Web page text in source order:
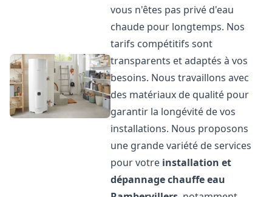
vous n'êtes pas privé d'eau
chaude pour longtemps. Nos
tarifs compétitifs sont
transparents et adaptés à vos
besoins. Nous travaillons avec
des matériaux de qualité pour
garantir la longévité de vos
installations. Nous proposons
une grande variété de services
pour votre installation et
dépannage chauffe eau